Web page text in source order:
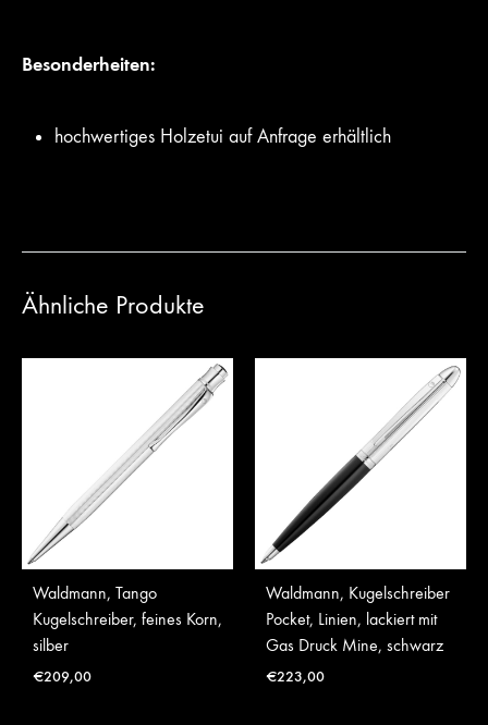
Besonderheiten:
hochwertiges Holzetui auf Anfrage erhältlich
Ähnliche Produkte
Waldmann, Tango
Kugelschreiber, feines Korn,
silber
€209,00
Waldmann, Kugelschreiber
Pocket, Linien, lackiert mit
Gas Druck Mine, schwarz
€223,00